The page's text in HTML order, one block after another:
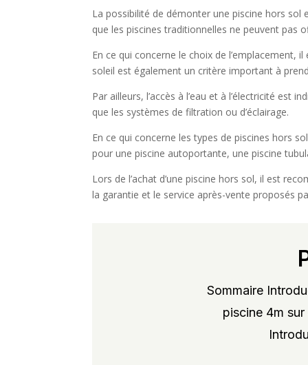
La possibilité de démonter une piscine hors
que les piscines traditionnelles ne peuvent pas
En ce qui concerne le choix de l’emplacement,
soleil est également un critère important à
Par ailleurs, l’accès à l’eau et à l’électricité
que les systèmes de filtration ou d’éclairage.
En ce qui concerne les types de piscines hors
pour une piscine autoportante, une piscine
Lors de l’achat d’une piscine hors sol, il est
la garantie et le service après-vente proposés
Sommaire
piscine 4m